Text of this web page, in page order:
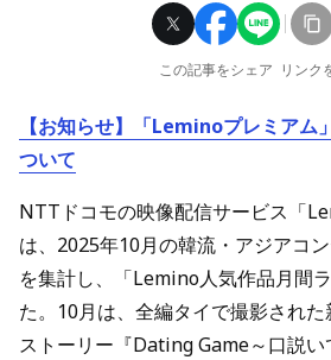
この記事をシェア リンク
【お知らせ】「Leminoプレミアム
ついて
NTTドコモの映像配信サービス「
は、2025年10月の韓流・アジアコ
を集計し、「Lemino人気作品月間
た。10月は、全編タイで撮影され
ストーリー『Dating Game～口説